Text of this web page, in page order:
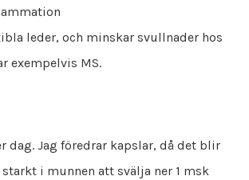
leder, och minskar svullnader hos
exempelvis MS.
dag. Jag föredrar kapslar, då det blir
i munnen att svälja ner 1 msk